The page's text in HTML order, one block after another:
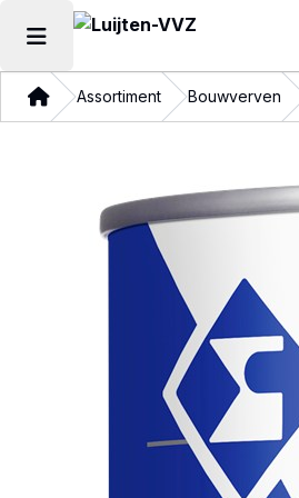
Hoofdmenu openen
ThuisAssortiment Bouwverven